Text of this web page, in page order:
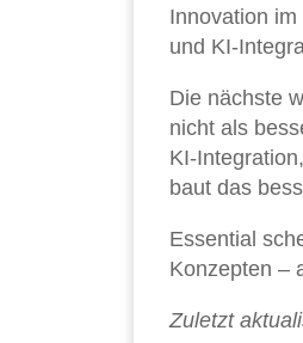
Innovation
und KI-
Die nächste
nicht als
KI-
baut das
Essential
Konzepten –
Zuletzt